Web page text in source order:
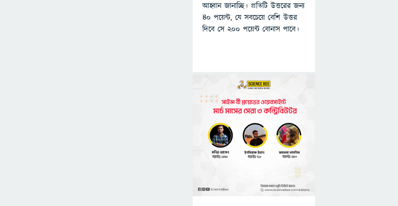
আহ্বান জানাচ্ছি। প্রতিটি উত্তরের জন্য
৪০ পয়েন্ট, যে সবচেয়ে বেশি উত্তর
দিবে সে ২০০ পয়েন্ট বোনাস পাবে।